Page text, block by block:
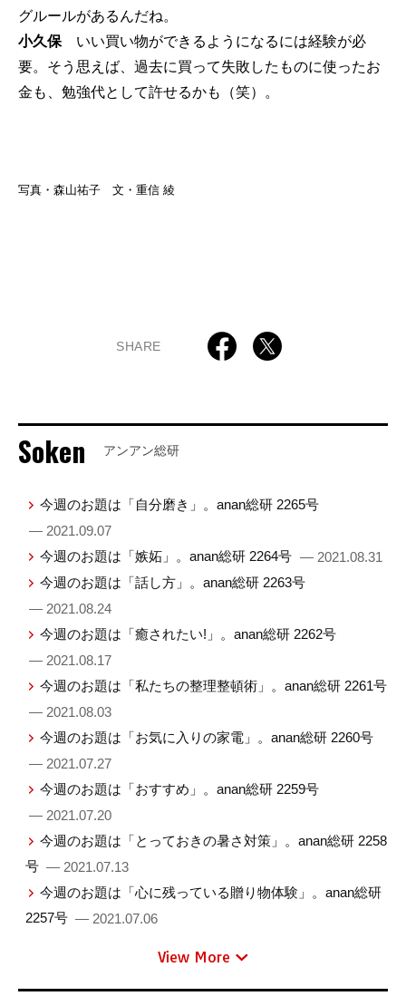
グルールがあるんだね。
小久保 いい買い物ができるようになるには経験が必
要。そう思えば、過去に買って失敗したものに使ったお
金も、勉強代として許せるかも（笑）。
写真・森山祐子 文・重信 綾
SHARE
Soken アンアン総研
今週のお題は「自分磨き」。anan総研 2265号
— 2021.09.07
今週のお題は「嫉妬」。anan総研 2264号 — 2021.08.31
今週のお題は「話し方」。anan総研 2263号
— 2021.08.24
今週のお題は「癒されたい!」。anan総研 2262号
— 2021.08.17
今週のお題は「私たちの整理整頓術」。anan総研 2261号
— 2021.08.03
今週のお題は「お気に入りの家電」。anan総研 2260号
— 2021.07.27
今週のお題は「おすすめ」。anan総研 2259号
— 2021.07.20
今週のお題は「とっておきの暑さ対策」。anan総研 2258
号 — 2021.07.13
今週のお題は「心に残っている贈り物体験」。anan総研
2257号 — 2021.07.06
View More